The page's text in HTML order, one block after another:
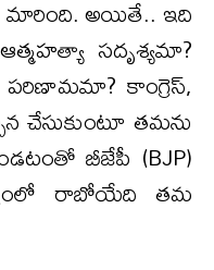
మారింది. అయితే.. ఇది
సదృశ్యమా?
పరిణామమా? కాంగ్రెస్,
చేసుకుంటూ తమను
బీజేపీ (BJP)
రాబోయేది తమ